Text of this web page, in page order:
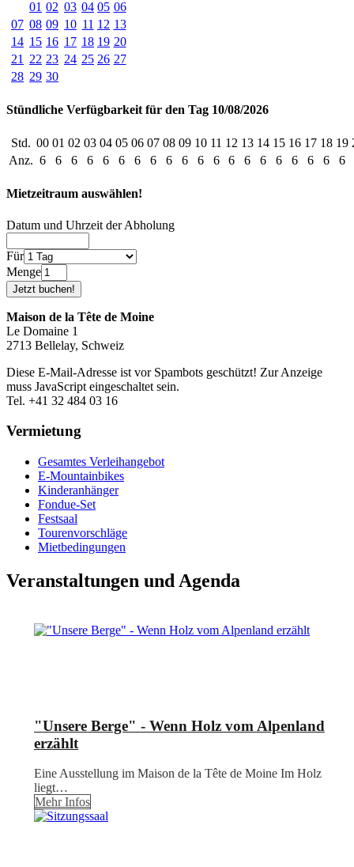
01 02 03 04 05 06
07 08 09 10 11 12 13
14 15 16 17 18 19 20
21
22 23 24 25 26 27
28 29 30
Stündliche Verfügbarkeit für den Tag 10/08/2026
Std. 00 01 02 03 04 05 06 07 08 09 10 11 12 13 14 15 16 17 18 19
Anz. 6 6 6 6 6 6 6 6 6 6 6 6 6 6 6 6 6 6 6 6
Mietzeitraum auswählen!
Datum und Uhrzeit der Abholung
Für
Menge
Maison de la Tête de Moine
Le Domaine 1
2713 Bellelay, Schweiz
Diese E-Mail-Adresse ist vor Spambots geschützt! Zur Anzeige
muss JavaScript eingeschaltet sein.
Tel. +41 32 484 03 16
Vermietung
Gesamtes Verleihangebot
E-Mountainbikes
Kinderanhänger
Fondue-Set
Festsaal
Tourenvorschläge
Mietbedingungen
Veranstaltungen und Agenda
"Unsere Berge" - Wenn Holz vom Alpenland
erzählt
Eine Ausstellung im Maison de la Tête de Moine Im Holz
liegt…
Mehr Infos